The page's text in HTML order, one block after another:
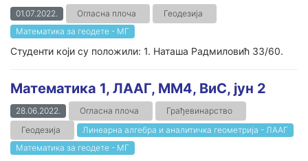
01.07.2022. Огласна плоча
Геодезија
Математика за геодете - МГ
Студенти који су положили: 1. Наташа Радмиловић 33/60.
Математика 1, ЛААГ, ММ4, ВиС, јун 2
28.06.2022. Огласна плоча
Грађевинарство
Геодезија
Линеарна алгебра и аналитичка геометрија - ЛААГ
Математика за геодете - МГ